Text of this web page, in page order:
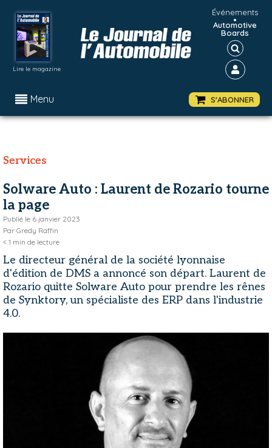
Lire le magazine
Événements
•
Automotive
Boards
Menu S'ABONNER
Services
Solware Auto : Laurent de Rozario tourne
la page
Publié le 6 janvier 2023
Par Gredy Raffin
< 1 min de lecture
Le directeur général de la société lyonnaise
d'édition de DMS a annoncé son départ. Laurent de
Rozario quitte Solware Auto pour prendre les rênes
de Synktory, un spécialiste des ERP dans l'industrie
4.0.